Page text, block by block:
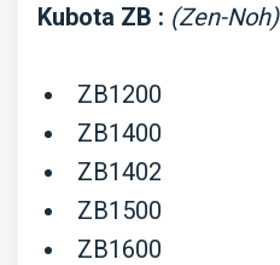
Kubota ZB : (Zen-Noh)
ZB1200
ZB1400
ZB1402
ZB1500
ZB1600